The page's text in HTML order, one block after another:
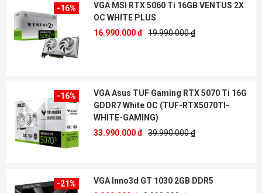
-16%
VGA MSI RTX 5060 Ti 16GB VENTUS 2X
OC WHITE PLUS
16.990.000 đ 19.990.000 ₫
-16%
VGA Asus TUF Gaming RTX 5070 Ti 16G
GDDR7 White OC (TUF-RTX5070TI-
WHITE-GAMING)
33.990.000 đ 39.990.000 ₫
-21%
VGA Inno3d GT 1030 2GB DDR5